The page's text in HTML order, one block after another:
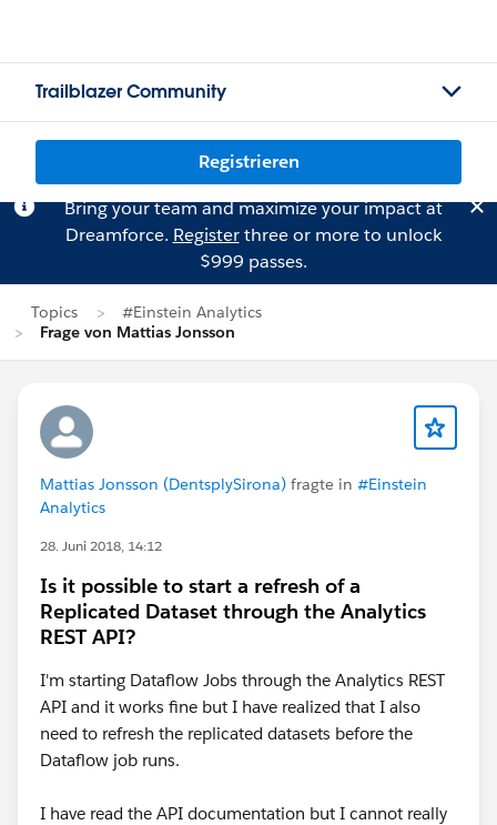
Trailblazer Community
Registrieren
Bring your team and maximize your impact at
Dreamforce. Registerthree or more to unlock
$999 passes.
Topics
#Einstein Analytics
Frage von Mattias Jonsson
Mattias Jonsson (DentsplySirona) fragte in #Einstein
Analytics
28. Juni 2018, 14:12
Is it possible to start a refresh of a
Replicated Dataset through the Analytics
REST API?
I'm starting Dataflow Jobs through the Analytics REST
API and it works fine but I have realized that I also
need to refresh the replicated datasets before the
Dataflow job runs.
I have read the API documentation but I cannot really